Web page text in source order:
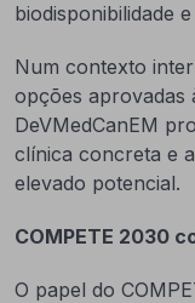
biodisponibilidade
Num contexto
opções aprovadas
DeVMedCanEM
clínica concreta e
elevado potencial.
COMPETE 2030
O papel do